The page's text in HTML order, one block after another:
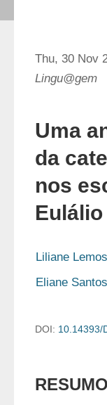
Thu, 30 Nov
Lingu@gem
Uma
da
nos
Liliane
Eliane
DOI: 10.14393/
RESUMO